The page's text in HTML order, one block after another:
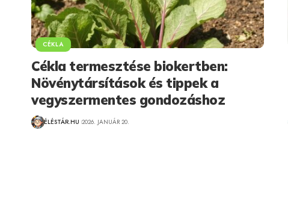
CÉKLA
Cékla termesztése biokertben:
Növénytársítások és tippek a
vegyszermentes gondozáshoz
ÉLÉSTÁR.HU 2026. JANUÁR 20.